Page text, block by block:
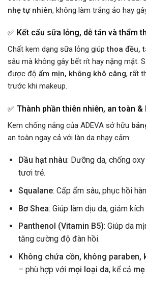
nhẹ tự nhiên, không làm trắng ảo hay
✅ Kết cấu sữa lỏng, dễ tán và thẩm
Chất kem dạng sữa lỏng giúpthoa đều,
sâu mà không gây bết rít hay nặng mặt.
được độ ẩm mịn, không khô căng, rất
trước khi makeup.
✅ Thành phần thiên nhiên, an toàn &
Kem chống nắng của ADEVA sở hữu
an toàn ngay cả với làn da nhạy cảm:
Dầu hạt nhàu: Dưỡng da, chống
tươi trẻ.
Squalane: Cấp ẩm sâu, phục hồi
Bơ Shea: Giúp làm dịu da, giảm kích
Panthenol (Vitamin B5): Giúp da
tăng cường độ đàn hồi.
Không chứa cồn, không paraben,
– phù hợp với mọi loại da, kể cả